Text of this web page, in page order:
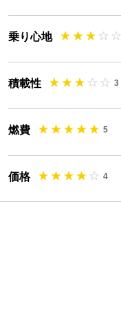
乗り心地
積載性 3
燃費 5
価格 4